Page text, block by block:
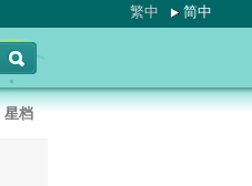
繁中 简中
星档